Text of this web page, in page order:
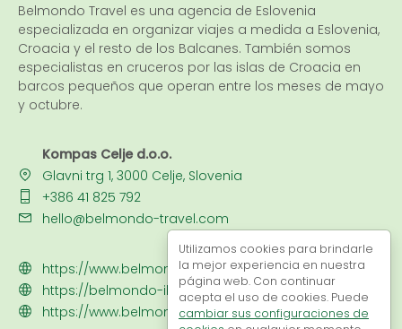
Belmondo Travel es una agencia de Eslovenia
especializada en organizar viajes a medida a Eslovenia,
Croacia y el resto de los Balcanes. También somos
especialistas en cruceros por las islas de Croacia en
barcos pequeños que operan entre los meses de mayo
y octubre.
Kompas Celje d.o.o.
Glavni trg 1, 3000 Celje, Slovenia
+386 41 825 792
hello@belmondo-travel.com
https://www.belmondo-cruises.com
https://belmondo-iberotravel.com/
https://www.belmondo.si
Utilizamos cookies para brindarle
la mejor experiencia en nuestra
página web. Con continuar
acepta el uso de cookies. Puede
cambiar sus configuraciones de